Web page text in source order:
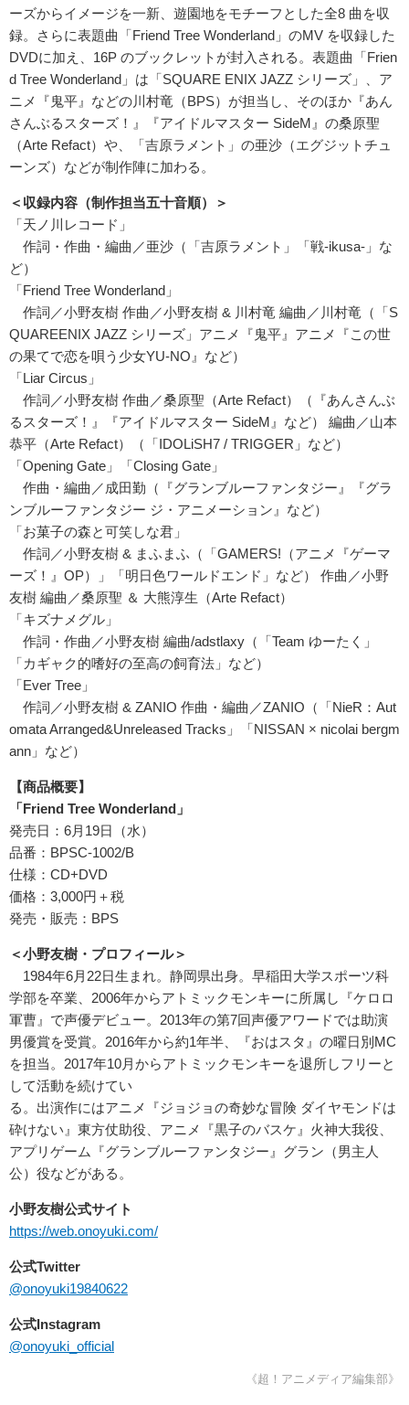
ーズからイメージを一新、遊園地をモチーフとした全8 曲を収
録。さらに表題曲「Friend Tree Wonderland」のMV を収録した
DVDに加え、16P のブックレットが封入される。表題曲「Frien
d Tree Wonderland」は「SQUARE ENIX JAZZ シリーズ」、ア
ニメ『鬼平』などの川村竜（BPS）が担当し、そのほか『あん
さんぶるスターズ！』『アイドルマスター SideM』の桑原聖
（Arte Refact）や、「吉原ラメント」の亜沙（エグジットチュ
ーンズ）などが制作陣に加わる。
＜収録内容（制作担当五十音順）＞
「天ノ川レコード」
作詞・作曲・編曲／亜沙（「吉原ラメント」「戦-ikusa-」な
ど）
「Friend Tree Wonderland」
作詞／小野友樹 作曲／小野友樹 & 川村竜 編曲／川村竜（「S
QUAREENIX JAZZ シリーズ」アニメ『鬼平』アニメ『この世
の果てで恋を唄う少女YU-NO』など）
「Liar Circus」
作詞／小野友樹 作曲／桑原聖（Arte Refact）（『あんさんぶ
るスターズ！』『アイドルマスター SideM』など） 編曲／山本
恭平（Arte Refact）（「IDOLiSH7 / TRIGGER」など）
「Opening Gate」「Closing Gate」
作曲・編曲／成田勤（『グランブルーファンタジー』『グラ
ンブルーファンタジー ジ・アニメーション』など）
「お菓子の森と可笑しな君」
作詞／小野友樹 & まふまふ（「GAMERS!（アニメ『ゲーマ
ーズ！』OP）」「明日色ワールドエンド」など） 作曲／小野
友樹 編曲／桑原聖 ＆ 大熊淳生（Arte Refact）
「キズナメグル」
作詞・作曲／小野友樹 編曲/adstlaxy（「Team ゆーたく」
「カギャク的嗜好の至高の飼育法」など）
「Ever Tree」
作詞／小野友樹 & ZANIO 作曲・編曲／ZANIO（「NieR：Aut
omata Arranged&Unreleased Tracks」「NISSAN × nicolai bergm
ann」など）
【商品概要】
「Friend Tree Wonderland」
発売日：6月19日（水）
品番：BPSC-1002/B
仕様：CD+DVD
価格：3,000円＋税
発売・販売：BPS
＜小野友樹・プロフィール＞
1984年6月22日生まれ。静岡県出身。早稲田大学スポーツ科
学部を卒業、2006年からアトミックモンキーに所属し『ケロロ
軍曹』で声優デビュー。2013年の第7回声優アワードでは助演
男優賞を受賞。2016年から約1年半、『おはスタ』の曜日別MC
を担当。2017年10月からアトミックモンキーを退所しフリーと
して活動を続けてい
る。出演作にはアニメ『ジョジョの奇妙な冒険 ダイヤモンドは
砕けない』東方仗助役、アニメ『黒子のバスケ』火神大我役、
アプリゲーム『グランブルーファンタジー』グラン（男主人
公）役などがある。
小野友樹公式サイト
https://web.onoyuki.com/
公式Twitter
@onoyuki19840622
公式Instagram
@onoyuki_official
《超！アニメディア編集部》